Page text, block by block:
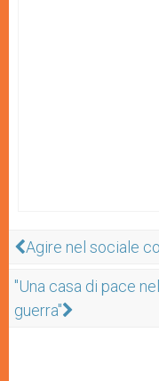
Agire nel sociale
"Una casa di pace
guerra"